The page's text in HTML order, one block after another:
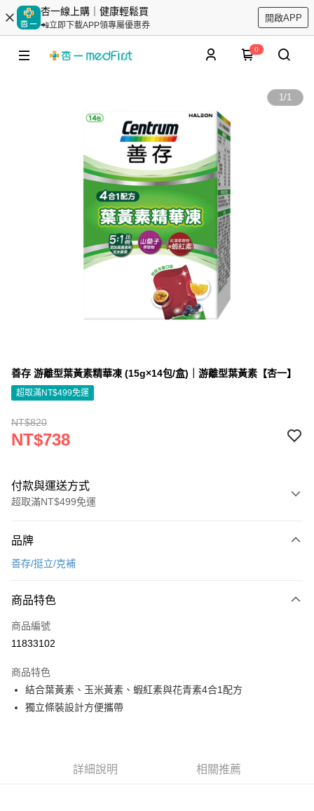
杏一線上購｜健康輕鬆買
📲立即下載APP領專屬優惠券
開啟APP
0
1/1
善存 游離型葉黃素精華凍 (15g×14包/盒)｜游離型葉黃素【杏一】
超取滿NT$499免運
NT$820
NT$738
付款與運送方式
超取滿NT$499免運
信用卡一次付款
3 期 0 利率 每期
合作金庫商業銀行
上海商業儲蓄銀行
臺灣中小企業銀行
匯豐（台灣）商業銀行
華泰商業銀行
聯邦商業銀行
台灣樂天信用卡公司
合作金庫商業銀行
上海商業儲蓄銀行
國泰世華商業銀行
兆豐國際商業銀行
匯豐（台灣）商業銀行
台新國際商業銀行
中國信託商業銀行
LINE Pay
Apple Pay
街口支付
品牌
善存/挺立/克補
商品特色
商品編號
11833102
商品特色
結合葉黃素、玉米黃素、蝦紅素與花青素4合1配方
獨立條裝設計方便攜帶
詳細說明 相關推薦